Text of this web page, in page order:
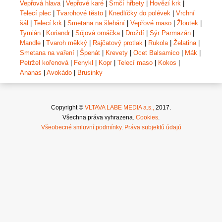
Vepřová hlava | Vepřové karé | Srnčí hřbety | Hovězí krk |
Telecí plec | Tvarohové těsto | Knedlíčky do polévek | Vrchní
šál | Telecí krk | Smetana na šlehání | Vepřové maso | Žloutek |
Tymián | Koriandr| Sójová omáčka | Droždí | Sýr Parmazán |
Mandle | Tvaroh měkký | Rajčatový protlak | Rukola | Želatina |
Smetana na vaření | Špenát | Krevety | Ocet Balsamico | Mák |
Petržel kořenová | Fenykl | Kopr| Telecí maso | Kokos |
Ananas | Avokádo | Brusinky
Copyright © VLTAVA LABE MEDIA a.s.,
2017.
Všechna práva vyhrazena. Cookies
Všeobecné smluvní podmínky. Práva subjektů údajů